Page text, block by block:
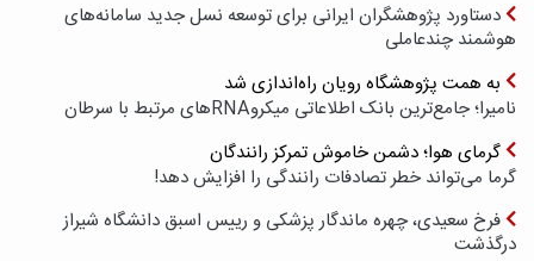
دستاورد پژوهشگران ایرانی برای توسعه نسل جدید سامانه‌های
هوشمند چندعاملی
به همت پژوهشگاه رویان راه‌اندازی شد
نامیرا؛ جامع‌ترین بانک اطلاعاتی میکروRNAهای مرتبط با سرطان
گرمای هوا؛ دشمن خاموش تمرکز رانندگان
گرما می‌تواند خطر تصادفات رانندگی را افزایش دهد!
فرخ سعیدی، چهره ماندگار پزشکی و رییس اسبق دانشگاه شیراز
درگذشت